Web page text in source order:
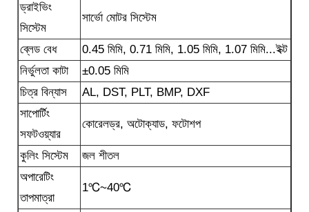
ড্রাইভিং
সিস্টেম
সার্ভো মোটর সিস্টেম
ব্লেড বেধ
0.45 মিমি, 0.71 মিমি, 1.05 মিমি, 1.07 মিমি...ইক্ট
নির্ভুলতা কাটা
±0.05 মিমি
চিত্র বিন্যাস
AL, DST, PLT, BMP, DXF
সাপোর্টিং
সফটওয়্যার
কোরেলড্র, অটোক্যাড, ফটোশপ
কুলিং সিস্টেম
জল শীতল
অপারেটিং
তাপমাত্রা
1℃~40℃